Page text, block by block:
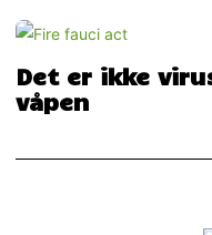
Det er ikke
våpen